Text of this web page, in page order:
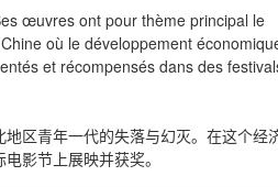
œuvres ont pour thème principal le
où le développement
et récompensés dans des
区青年一代的失落与幻灭。在这个经
影节上展映并获奖。